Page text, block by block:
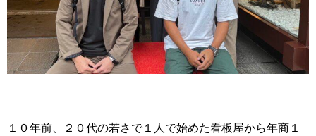
１０年前、２０代の若さで１人で始めた看板屋から年商１